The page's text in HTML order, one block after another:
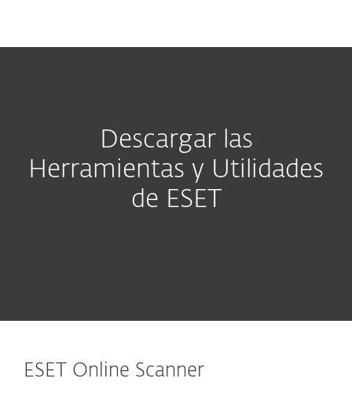
Descargar las
Herramientas y Utilidades
de ESET
ESET Online Scanner